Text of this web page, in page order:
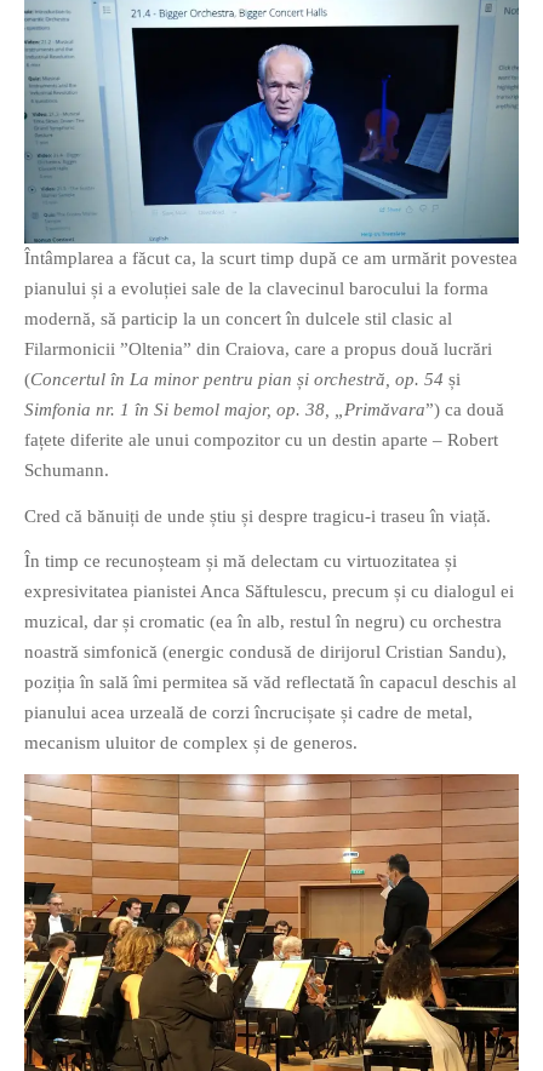
If you like movies, words and
mind games, then this is the
book for you. Take the
challenge of creating your
own acrostics and describing
famous movies by using the
very letters of their titles!
RASFOIESTE
PAGINI
Ce fac?
Clasicul „Despre mine…”
Contact
Descarca povestirea Floare
Albastra!
Download 101 Movie
Acrostics!
Victor Sosea – Designer
PRIETENI DIN AFARA BRESLEI
GloryBox.ro
Vreau-schimbare.ro
PRIETENI DIN BREASLA
Filme-Carti.ro
Întâmplarea a făcut ca, la scurt timp după ce am urmărit povestea
pianului și a evoluției sale de la clavecinul barocului la forma
modernă, să particip la un concert în dulcele stil clasic al
Filarmonicii ”Oltenia” din Craiova, care a propus două lucrări
(Concertul în La minor pentru pian și orchestră, op. 54 și
Simfonia nr. 1 în Si bemol major, op. 38, „Primăvara”) ca două
fațete diferite ale unui compozitor cu un destin aparte – Robert
Schumann.
Cred că bănuiți de unde știu și despre tragicu-i traseu în viață.
În timp ce recunoșteam și mă delectam cu virtuozitatea și
expresivitatea pianistei Anca Săftulescu, precum și cu dialogul ei
muzical, dar și cromatic (ea în alb, restul în negru) cu orchestra
noastră simfonică (energic condusă de dirijorul Cristian Sandu),
poziția în sală îmi permitea să văd reflectată în capacul deschis al
pianului acea urzeală de corzi încrucișate și cadre de metal,
mecanism uluitor de complex și de generos.